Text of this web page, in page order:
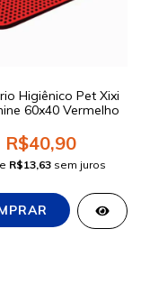
Higiênico Pet Xixi
60x40 Vermelho
R$40,90
R$13,63 sem juros